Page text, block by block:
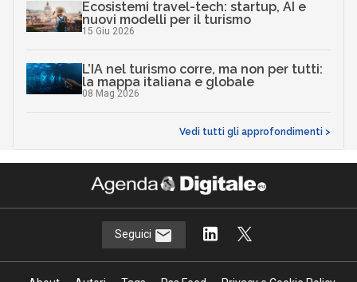
Ecosistemi travel-tech: startup, AI e
nuovi modelli per il turismo
15 Giu 2026
L’IA nel turismo corre, ma non per tutti:
la mappa italiana e globale
08 Mag 2026
Vedi tutti gli approfondimenti >
Seguici